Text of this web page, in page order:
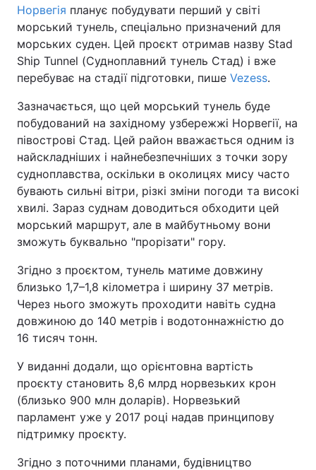
Норвегія планує побудувати перший у світі
морський тунель, спеціально призначений для
морських суден. Цей проєкт отримав назву Stad
Ship Tunnel (Судноплавний тунель Стад) і вже
перебуває на стадії підготовки, пише Vezess.
Зазначається, що цей морський тунель буде
побудований на західному узбережжі Норвегії, на
півострові Стад. Цей район вважається одним із
найскладніших і найнебезпечніших з точки зору
судноплавства, оскільки в околицях мису часто
бувають сильні вітри, різкі зміни погоди та високі
хвилі. Зараз суднам доводиться обходити цей
морський маршрут, але в майбутньому вони
зможуть буквально "прорізати" гору.
Згідно з проєктом, тунель матиме довжину
близько 1,7–1,8 кілометра і ширину 37 метрів.
Через нього зможуть проходити навіть судна
довжиною до 140 метрів і водотоннажністю до
16 тисяч тонн.
У виданні додали, що орієнтовна вартість
проєкту становить 8,6 млрд норвезьких крон
(близько 900 млн доларів). Норвезький
парламент уже у 2017 році надав принципову
підтримку проєкту.
Згідно з поточними планами, будівництво